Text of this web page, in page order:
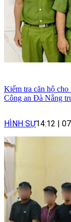
Kiểm tra căn hộ
Công an Đà Nẵng
HÌNH SỰ14:12